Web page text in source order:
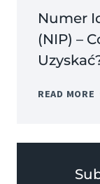
Numer
(NIP) –
READ MORE